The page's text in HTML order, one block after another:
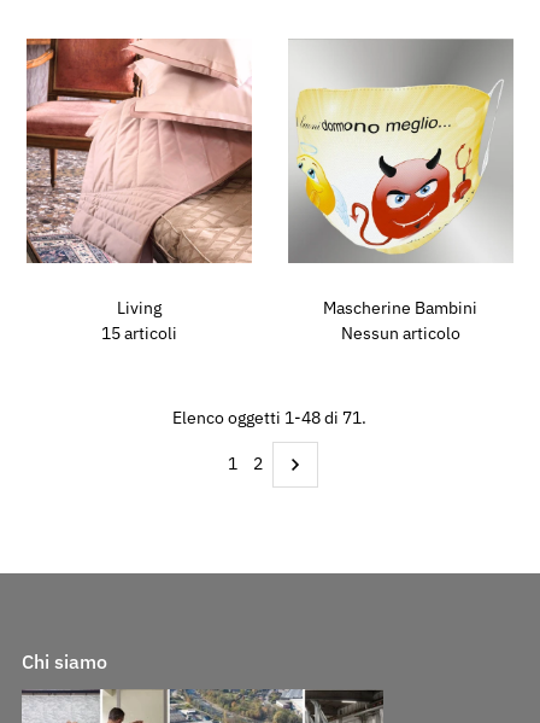
Living
15 articoli
Mascherine Bambini
Nessun articolo
Elenco oggetti 1-48 di 71.
1 2
Chi siamo